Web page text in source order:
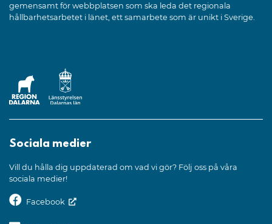
gemensamt för webbplatsen som ska leda det regionala
hållbarhetsarbetet i länet, ett samarbete som är unikt i Sverige.
Sociala medier
Vill du hålla dig uppdaterad om vad vi gör? Följ oss på våra
sociala medier!
Facebook